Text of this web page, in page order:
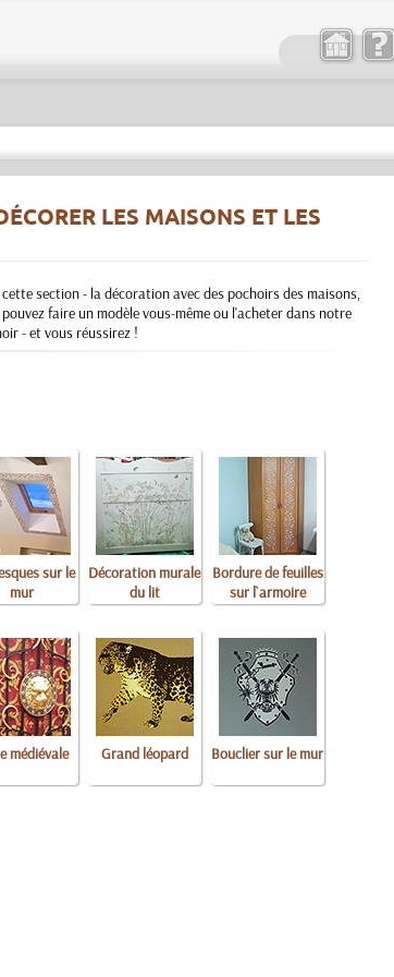
LES MAISONS ET LES
section - la décoration avec des pochoirs des maisons,
faire un modèle vous-même ou l'acheter dans notre
- et vous réussirez !
sur le
mur
Décoration murale
du lit
Bordure de feuilles
sur l`armoire
médiévale Grand léopard Bouclier sur le mur